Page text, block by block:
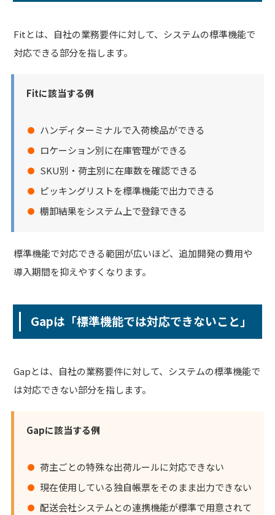
Fitとは、自社の業務要件に対して、システムの標準機能で
対応できる部分を指します。
Fitに該当する例
ハンディターミナルで入荷検品ができる
ロケーション別に在庫管理ができる
SKU別・荷主別に在庫数を確認できる
ピッキングリストを標準機能で出力できる
棚卸結果をシステム上で登録できる
標準機能で対応できる範囲が広いほど、追加開発の費用や
導入期間を抑えやすくなります。
Gapは「標準機能では対応できないこと」
Gapとは、自社の業務要件に対して、システムの標準機能で
は対応できない部分を指します。
Gapに該当する例
荷主ごとの特殊な出荷ルールに対応できない
現在使用している独自帳票をそのまま出力できない
配送会社システムとの連携機能が標準で用意されて